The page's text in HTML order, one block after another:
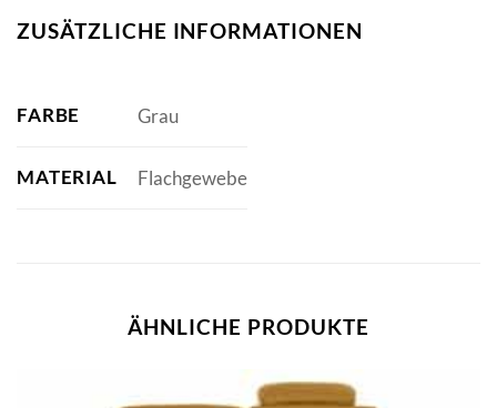
ZUSÄTZLICHE INFORMATIONEN
FARBE Grau
MATERIAL Flachgewebe
ÄHNLICHE PRODUKTE